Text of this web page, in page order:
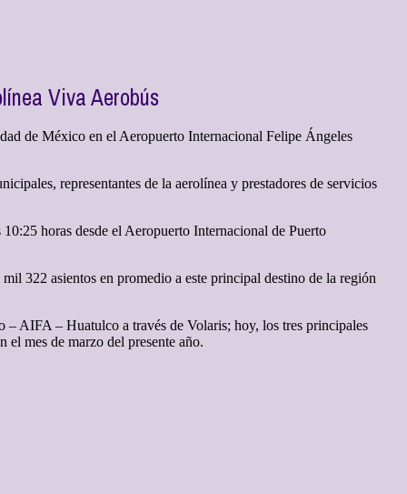
Viva Aerobús
de México en el Aeropuerto Internacional Felipe Ángeles
representantes de la aerolínea y prestadores de servicios
horas desde el Aeropuerto Internacional de Puerto
322 asientos en promedio a este principal destino de la región
– AIFA – Huatulco a través de Volaris; hoy, los tres principales
mes de marzo del presente año.